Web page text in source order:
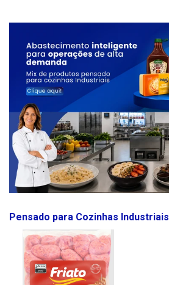
Pensado para Cozinhas Industriais